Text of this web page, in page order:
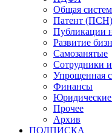
Общая
Патент (ПСН)
Публикации
Развитие
Самозанятые
Сотрудники
Упрощенная
Финансы
Юридические
Прочее
Архив
ПОДПИСКА